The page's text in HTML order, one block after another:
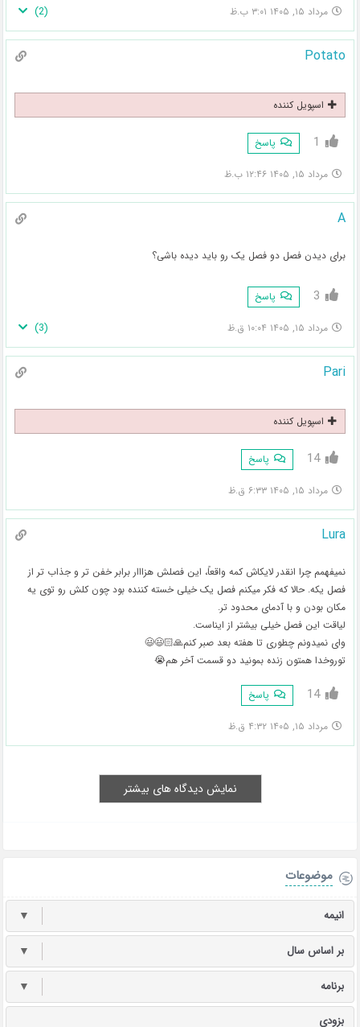
مرداد ۱۵, ۱۴۰۵ ۳:۰۱ ب.ظ (
2
)
Potato
اسپویل کننده
1 پاسخ
مرداد ۱۵, ۱۴۰۵ ۱۲:۴۶ ب.ظ
A
برای دیدن فصل دو فصل یک رو باید دیده باشی؟
3 پاسخ
مرداد ۱۵, ۱۴۰۵ ۱۰:۰۴ ق.ظ (
3
)
Pari
اسپویل کننده
14 پاسخ
مرداد ۱۵, ۱۴۰۵ ۶:۳۳ ق.ظ
Lura
نمیفهمم چرا انقدر لایکاش کمه واقعاً، این فصلش هزااار برابر خفن تر و جذاب تر از
فصل یکه. حالا که فکر میکنم فصل یک خیلی خسته کننده بود چون کلش رو توی یه
مکان بودن و با آدمای محدود تر.
لیاقت این فصل خیلی بیشتر از ایناست.
وای نمیدونم چطوری تا هفته بعد صبر کنم🙏🏻😃😃
توروخدا همتون زنده بمونید دو قسمت آخر هم😭
14 پاسخ
مرداد ۱۵, ۱۴۰۵ ۴:۳۲ ق.ظ
نمایش دیدگاه های بیشتر
موضوعات
انیمه ▼
بر اساس سال ▼
برنامه ▼
بزودی